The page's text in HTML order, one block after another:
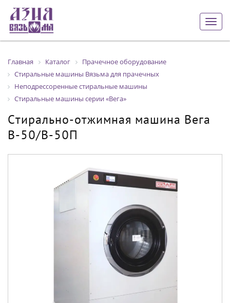
Главная Каталог
Прачечное оборудование
Стиральные машины Вязьма для прачечных
Неподрессоренные стиральные машины
Стиральные машины серии «Вега»
Cтирально-отжимная машина Вега
В-50/В-50П